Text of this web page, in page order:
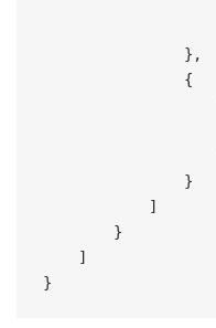
                },
                {
                }
            ]
        }
    ]
}